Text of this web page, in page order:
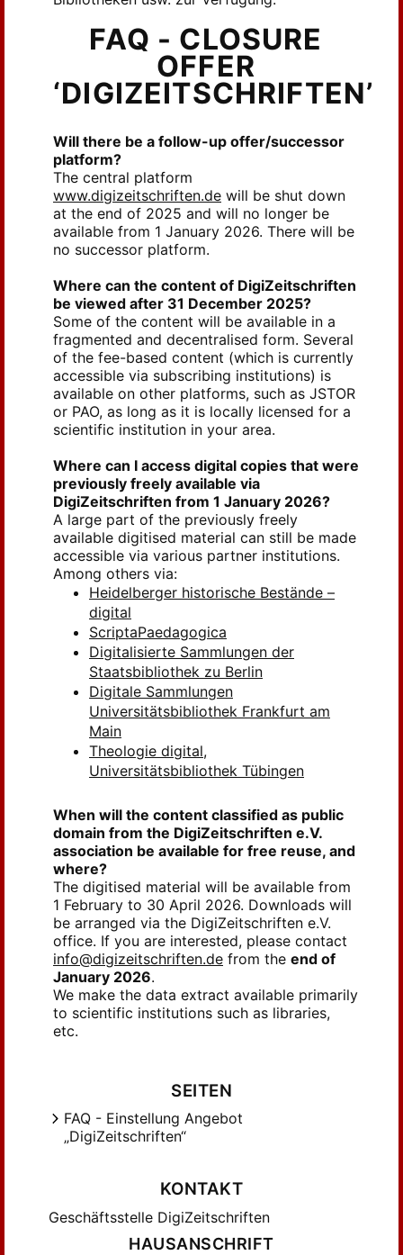
FAQ - CLOSURE
OFFER
‘DIGIZEITSCHRIFTEN’
Will there be a follow-up offer/successor
platform?
The central platform
www.digizeitschriften.de will be shut down
at the end of 2025 and will no longer be
available from 1 January 2026. There will be
no successor platform.
Where can the content of DigiZeitschriften
be viewed after 31 December 2025?
Some of the content will be available in a
fragmented and decentralised form. Several
of the fee-based content (which is currently
accessible via subscribing institutions) is
available on other platforms, such as JSTOR
or PAO, as long as it is locally licensed for a
scientific institution in your area.
Where can I access digital copies that were
previously freely available via
DigiZeitschriften from 1 January 2026?
A large part of the previously freely
available digitised material can still be made
accessible via various partner institutions.
Among others via:
Heidelberger historische Bestände –
digital
ScriptaPaedagogica
Digitalisierte Sammlungen der
Staatsbibliothek zu Berlin
Digitale Sammlungen
Universitätsbibliothek Frankfurt am
Main
Theologie digital,
Universitätsbibliothek Tübingen
When will the content classified as public
domain from the DigiZeitschriften e.V.
association be available for free reuse, and
where?
The digitised material will be available from
1 February to 30 April 2026. Downloads will
be arranged via the DigiZeitschriften e.V.
office. If you are interested, please contact
info@digizeitschriften.de from the end of
January 2026.
We make the data extract available primarily
to scientific institutions such as libraries,
etc.
SEITEN
FAQ - Einstellung Angebot
„DigiZeitschriften“
KONTAKT
Geschäftsstelle DigiZeitschriften
HAUSANSCHRIFT